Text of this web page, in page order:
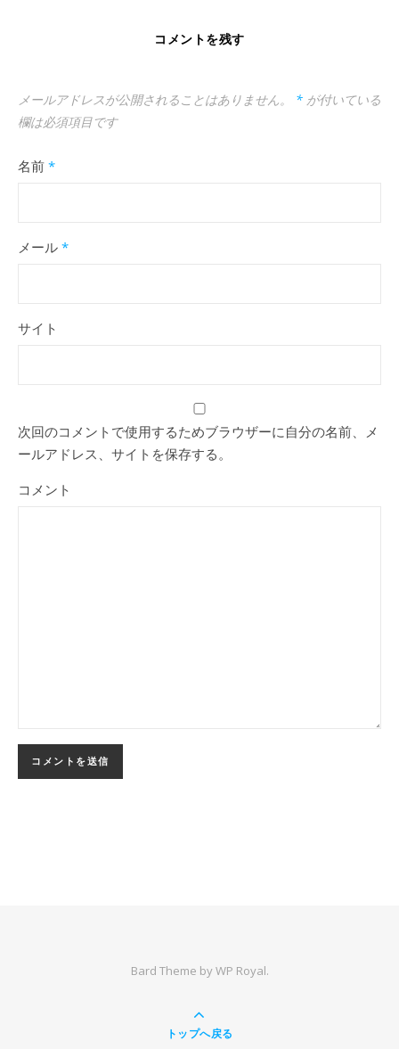
コメントを残す
メールアドレスが公開されることはありません。 * が付いている
欄は必須項目です
名前 *
メール *
サイト
次回のコメントで使用するためブラウザーに自分の名前、メ
ールアドレス、サイトを保存する。
コメント
Bard Theme byWP Royal.
トップへ戻る